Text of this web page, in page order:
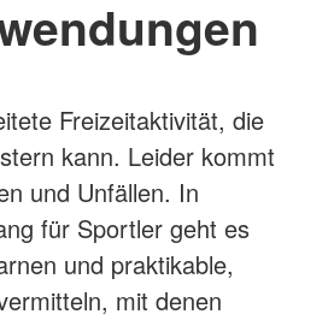
Freizeitaktivität, die
kann. Leider kommt
und Unfällen. In
für Sportler geht es
und praktikable,
mit denen